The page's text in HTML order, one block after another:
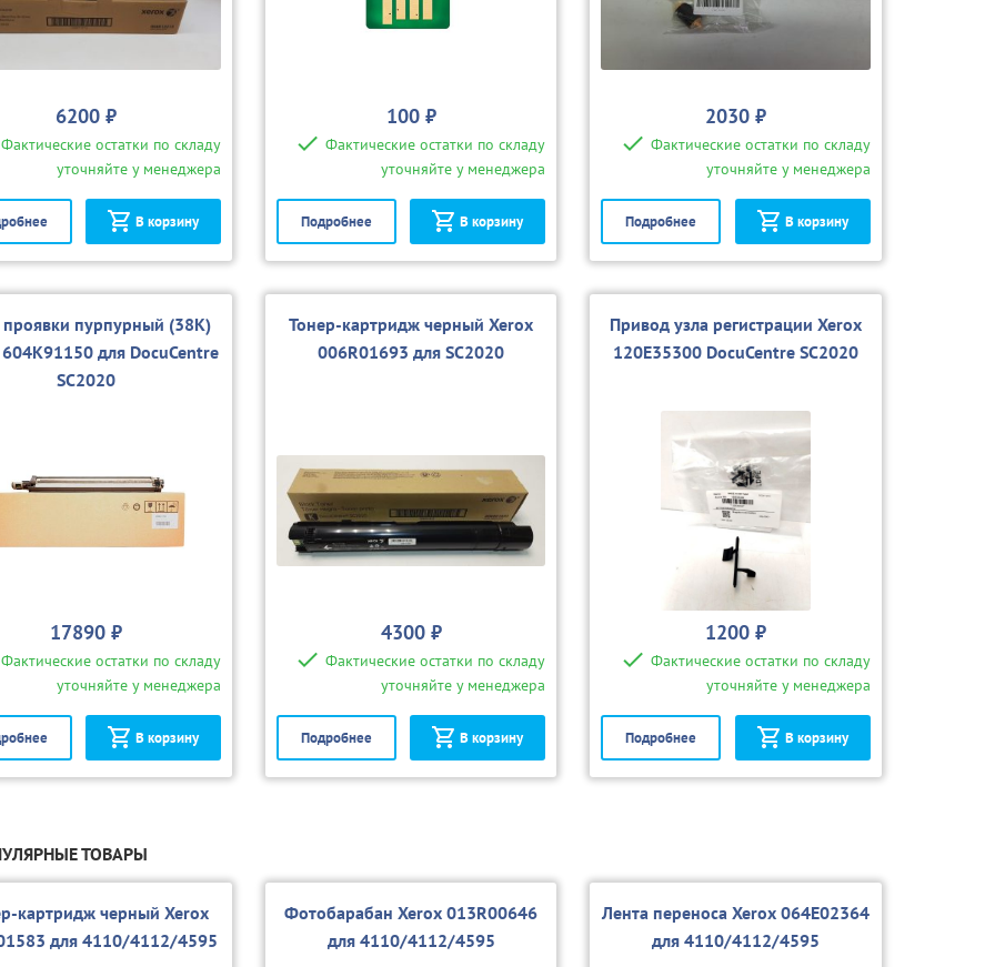
6200 ₽
Фактические остатки по складу
уточняйте у менеджера
В корзину
100 ₽
Фактические остатки по складу
уточняйте у менеджера
Подробнее В корзину
2030 ₽
Фактические остатки по складу
уточняйте у менеджера
Подробнее В корзину
проявки пурпурный (38K)
для DocuCentre
SC2020
17890 ₽
Фактические остатки по складу
уточняйте у менеджера
В корзину
Тонер-картридж черный Xerox
006R01693 для SC2020
4300 ₽
Фактические остатки по складу
уточняйте у менеджера
Подробнее В корзину
Привод узла регистрации Xerox
120E35300 DocuCentre SC2020
1200 ₽
Фактические остатки по складу
уточняйте у менеджера
Подробнее В корзину
ТОВАРЫ
картридж черный Xerox
для 4110/4112/4595
Фотобарабан Xerox 013R00646
для 4110/4112/4595
Лента переноса Xerox 064E02364
для 4110/4112/4595